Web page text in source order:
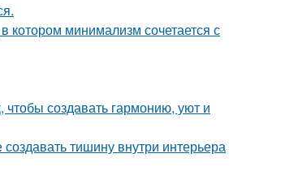
котором минимализм сочетается с
создавать гармонию, уют и
тишину внутри интерьера